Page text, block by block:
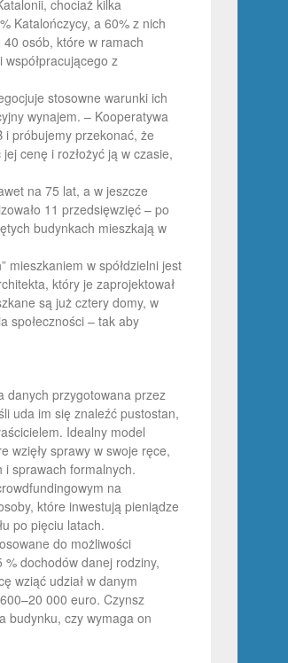
chociaż kilka
Katalończycy, a 60% z nich
osób, które w ramach
z
stosowne warunki ich
wynajem. – Kooperatywa
i próbujemy przekonać, że
cenę i rozłożyć ją w czasie,
na 75 lat, a w jeszcze
11 przedsięwzięć – po
budynkach mieszkają w
mieszkaniem w spółdzielni jest
który je zaprojektował
są już cztery domy, w
społeczności – tak aby
danych przygotowana przez
uda im się znaleźć pustostan,
Idealny model
wzięły sprawy w swoje ręce,
i sprawach formalnych.
na
które inwestują pieniądze
po pięciu latach.
do możliwości
dochodów danej rodziny,
wziąć udział w danym
000 euro. Czynsz
budynku, czy wymaga on